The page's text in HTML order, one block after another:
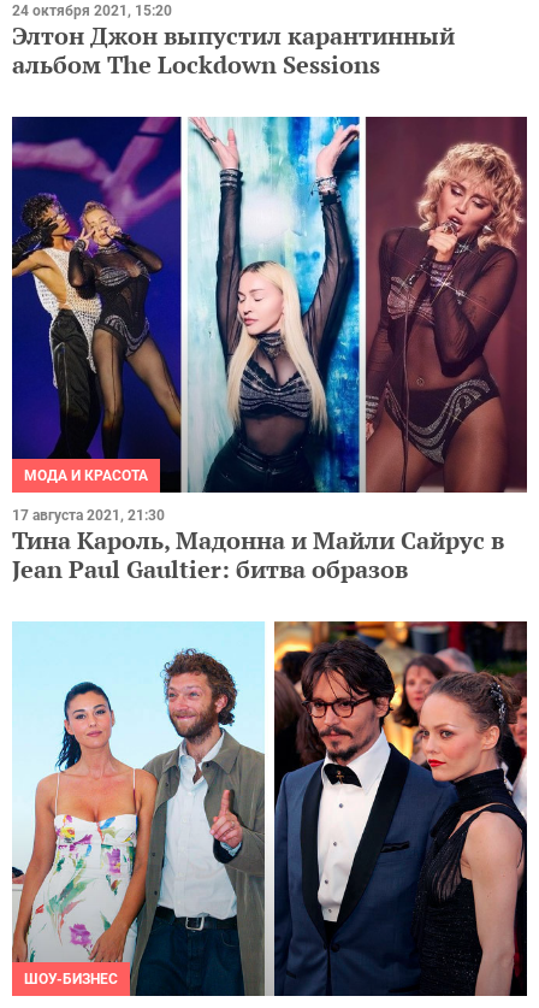
24 октября 2021, 15:20
Элтон Джон выпустил карантинный
альбом The Lockdown Sessions
МОДА И КРАСОТА
17 августа 2021, 21:30
Тина Кароль, Мадонна и Майли Сайрус в
Jean Paul Gaultier: битва образов
ШОУ-БИЗНЕС